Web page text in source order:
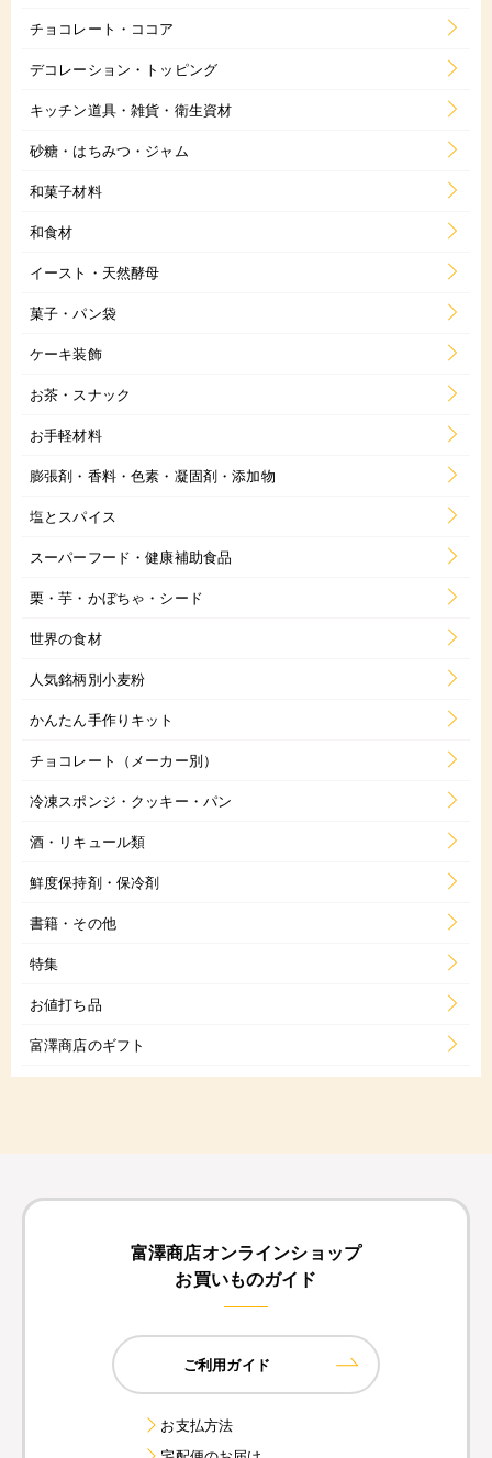
チョコレート・ココア
デコレーション・トッピング
キッチン道具・雑貨・衛生資材
砂糖・はちみつ・ジャム
和菓子材料
和食材
イースト・天然酵母
菓子・パン袋
ケーキ装飾
お茶・スナック
お手軽材料
膨張剤・香料・色素・凝固剤・添加物
塩とスパイス
スーパーフード・健康補助食品
栗・芋・かぼちゃ・シード
世界の食材
人気銘柄別小麦粉
かんたん手作りキット
チョコレート（メーカー別）
冷凍スポンジ・クッキー・パン
酒・リキュール類
鮮度保持剤・保冷剤
書籍・その他
特集
お値打ち品
富澤商店のギフト
富澤商店オンラインショップ
お買いものガイド
ご利用ガイド
お支払方法